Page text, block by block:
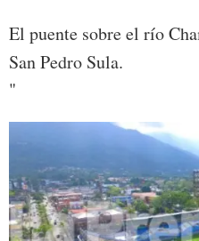
El puente sobre el río
San Pedro Sula.
"